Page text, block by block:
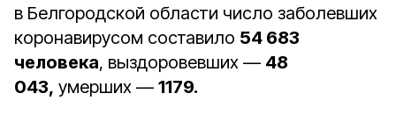
в Белгородской области число заболевших
коронавирусом составило 54 683
человека, выздоровевших — 48
043, умерших — 1179.